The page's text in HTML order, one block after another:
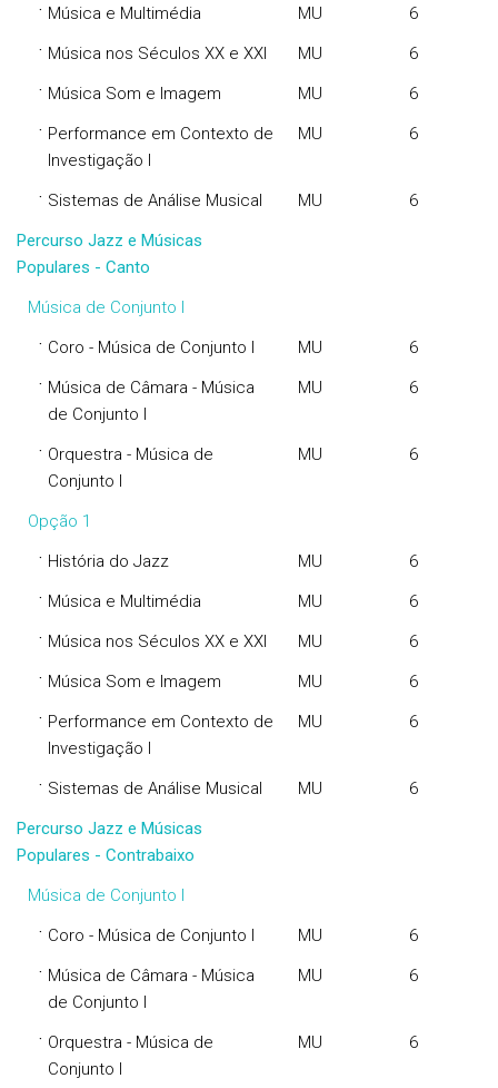
· Música e Multimédia MU 6
· Música nos Séculos XX e XXI MU 6
· Música Som e Imagem MU 6
· Performance em Contexto de
Investigação I
MU 6
· Sistemas de Análise Musical MU
6
Percurso Jazz e Músicas
Populares - Canto
Música de Conjunto I
· Coro - Música de Conjunto I MU 6
· Música de Câmara - Música
de Conjunto I
MU 6
· Orquestra - Música de
Conjunto I
MU 6
Opção 1
· História do Jazz MU 6
· Música e Multimédia MU 6
· Música nos Séculos XX e XXI MU 6
· Música Som e Imagem MU 6
· Performance em Contexto de
Investigação I
MU 6
· Sistemas de Análise Musical MU
6
Percurso Jazz e Músicas
Populares - Contrabaixo
Música de Conjunto I
· Coro - Música de Conjunto I MU 6
· Música de Câmara - Música
de Conjunto I
MU 6
· Orquestra - Música de
Conjunto I
MU 6